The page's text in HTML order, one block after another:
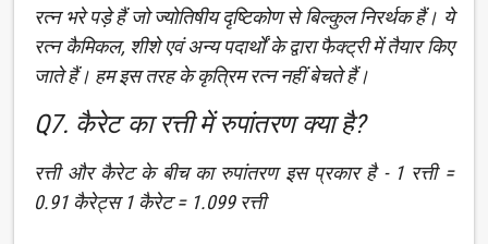
रत्न भरे पड़े हैं जो ज्योतिषीय दृष्टिकोण से बिल्कुल निरर्थक हैं। ये
रत्न कैमिकल, शीशे एवं अन्य पदार्थों के द्वारा फैक्ट्री में तैयार किए
जाते हैं। हम इस तरह के कृत्रिम रत्न नहीं बेचते हैं।
Q7. कैरेट का रत्ती में रुपांतरण क्या है?
रत्ती और कैरेट के बीच का रुपांतरण इस प्रकार है - 1 रत्ती =
0.91 कैरेट्स 1 कैरेट = 1.099 रत्ती